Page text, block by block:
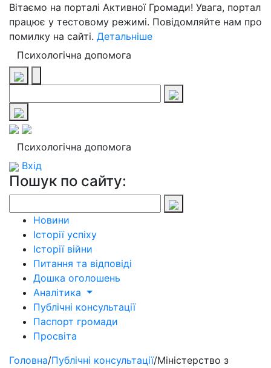
Вітаємо на порталі Активної Громади! Увага, портал
працює у тестовому режимі. Повідомляйте нам про
помилку на сайті. Детальніше
Психологічна допомога
Психологічна допомога
Вхід
Пошук по сайту:
Новини
Історії успіху
Історії війни
Питання та відповіді
Дошка оголошень
Аналітика
Публічні консультації
Паспорт громади
Просвіта
Головна/Публічні консультації/Міністерство з